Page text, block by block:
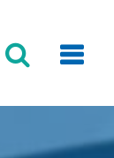
Formulaire